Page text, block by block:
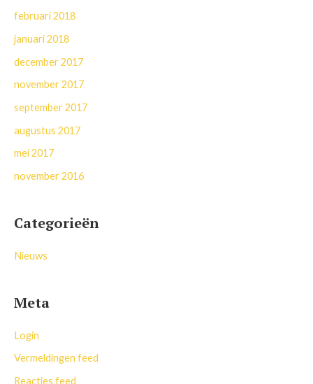
februari 2018
januari 2018
december 2017
november 2017
september 2017
augustus 2017
mei 2017
november 2016
Categorieën
Nieuws
Meta
Login
Vermeldingen feed
Reacties feed